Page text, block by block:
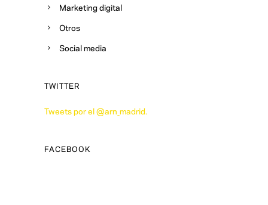
Marketing digital
Otros
Social media
TWITTER
Tweets por el @arn_madrid.
FACEBOOK